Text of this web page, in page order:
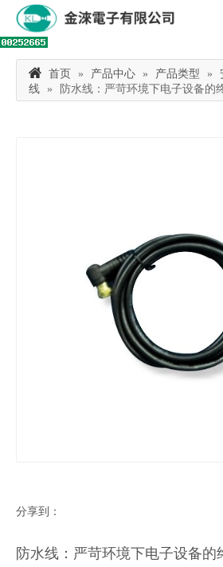
首页 » 产品中心 » 产品类型 »
线
» 防水线：严苛环境下电子设备的
分享到：
防水线：严苛环境下电子设备的